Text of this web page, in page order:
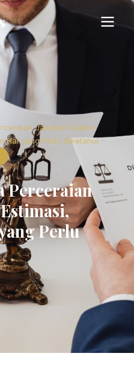
Jakarta Selatan:
Hal yang Perlu Diketahui
Perceraian
Perlu